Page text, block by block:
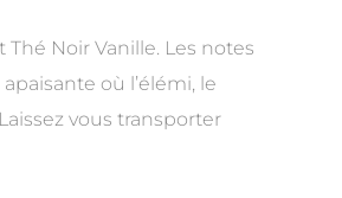
Noir Vanille. Les notes
où l’élémi, le
vous transporter